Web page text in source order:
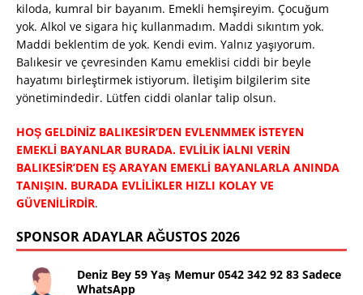
kiloda, kumral bir bayanım. Emekli hemşireyim. Çocuğum
yok. Alkol ve sigara hiç kullanmadım. Maddi sıkıntım yok.
Maddi beklentim de yok. Kendi evim. Yalnız yaşıyorum.
Balıkesir ve çevresinden Kamu emeklisi ciddi bir beyle
hayatımı birleştirmek istiyorum. İletişim bilgilerim site
yönetimindedir. Lütfen ciddi olanlar talip olsun.
HOŞ GELDİNİZ BALIKESİR’DEN EVLENMMEK İSTEYEN
EMEKLİ BAYANLAR BURADA. EVLİLİK İALNI VERİN
BALIKESİR’DEN EŞ ARAYAN EMEKLİ BAYANLARLA ANINDA
TANIŞIN. BURADA EVLİLİKLER HIZLI KOLAY VE
GÜVENİLİRDİR.
SPONSOR ADAYLAR AĞUSTOS 2026
Deniz Bey 59 Yaş Memur 0542 342 92 83 Sadece
WhatsApp